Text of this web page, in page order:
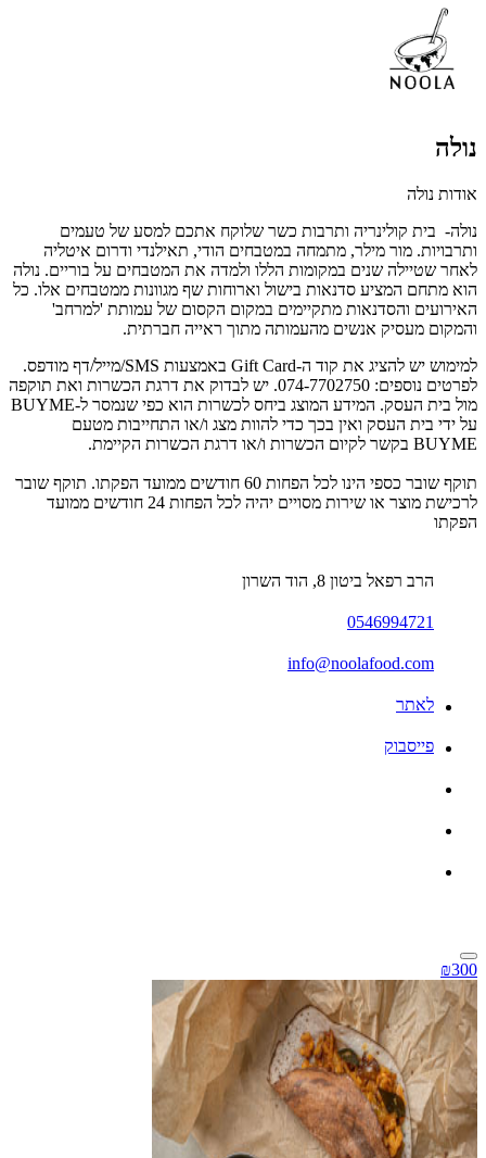
נולה
אודות נולה
נולה- בית קולינריה ותרבות כשר שלוקח אתכם למסע של טעמים
ותרבויות. מור מילר, מתמחה במטבחים הודי, תאילנדי ודרום איטליה
לאחר שטיילה שנים במקומות הללו ולמדה את המטבחים על בוריים. נולה
הוא מתחם המציע סדנאות בישול וארוחות שף מגוונות ממטבחים אלו. כל
האירועים והסדנאות מתקיימים במקום הקסום של עמותת 'למרחב'
והמקום מעסיק אנשים מהעמותה מתוך ראייה חברתית.
למימוש יש להציג את קוד ה-Gift Card באמצעות SMS/מייל/דף מודפס.
לפרטים נוספים: 074-7702750. יש לבדוק את דרגת הכשרות ואת תוקפה
מול בית העסק. המידע המוצג ביחס לכשרות הוא כפי שנמסר ל-BUYME
על ידי בית העסק ואין בכך כדי להוות מצג ו/או התחייבות מטעם
BUYME בקשר לקיום הכשרות ו/או דרגת הכשרות הקיימת.
תוקף שובר כספי הינו לכל הפחות 60 חודשים ממועד הפקתו. תוקף שובר
לרכישת מוצר או שירות מסויים יהיה לכל הפחות 24 חודשים ממועד
הפקתו
הרב רפאל ביטון 8, הוד השרון
0546994721
info@noolafood.com
לאתר
פייסבוק
₪300